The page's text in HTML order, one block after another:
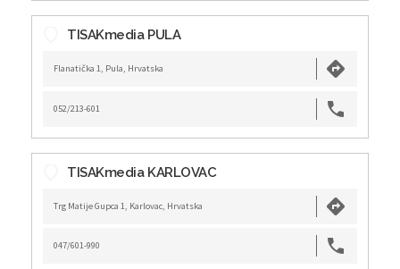
TISAKmedia PULA
Flanatička 1, Pula, Hrvatska
052/213-601
TISAKmedia KARLOVAC
Trg Matije Gupca 1, Karlovac, Hrvatska
047/601-990